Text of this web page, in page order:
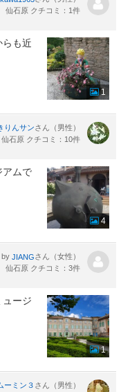
仙石原 クチコミ：1件
も近
1
りんサンさん（男性）
仙石原 クチコミ：10件
アムで
4
by JIANGさん（女性）
仙石原 クチコミ：3件
ージ
1
ーミン３ さん（男性）